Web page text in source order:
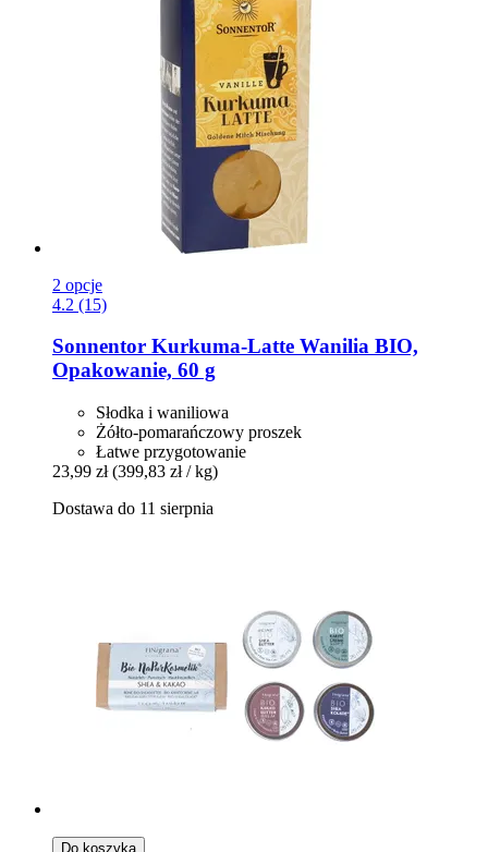
2 opcje
4.2 (15)
Sonnentor Kurkuma-​Latte Wanilia BIO,
Opakowanie, 60 g
Słodka i waniliowa
Żółto-pomarańczowy proszek
Łatwe przygotowanie
23,99 zł (399,83 zł / kg)
Dostawa do 11 sierpnia
Do koszyka